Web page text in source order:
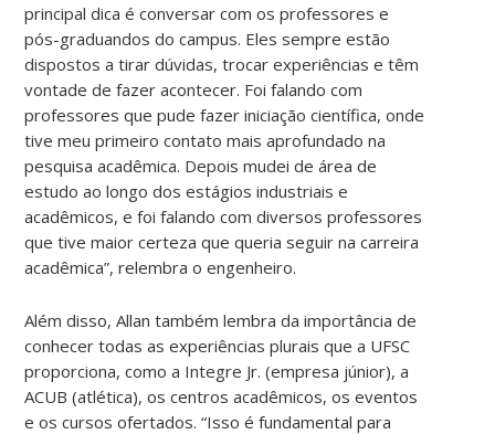
principal dica é conversar com os professores e
pós-graduandos do campus. Eles sempre estão
dispostos a tirar dúvidas, trocar experiências e têm
vontade de fazer acontecer. Foi falando com
professores que pude fazer iniciação científica, onde
tive meu primeiro contato mais aprofundado na
pesquisa acadêmica. Depois mudei de área de
estudo ao longo dos estágios industriais e
acadêmicos, e foi falando com diversos professores
que tive maior certeza que queria seguir na carreira
acadêmica”, relembra o engenheiro.
Além disso, Allan também lembra da importância de
conhecer todas as experiências plurais que a UFSC
proporciona, como a Integre Jr. (empresa júnior), a
ACUB (atlética), os centros acadêmicos, os eventos
e os cursos ofertados. “Isso é fundamental para